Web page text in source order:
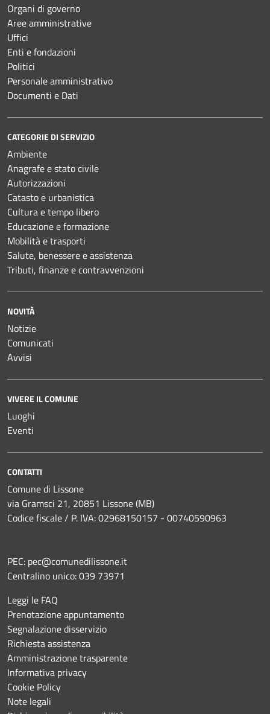
Organi di governo
Aree amministrative
Uffici
Enti e fondazioni
Politici
Personale amministrativo
Documenti e Dati
CATEGORIE DI SERVIZIO
Ambiente
Anagrafe e stato civile
Autorizzazioni
Catasto e urbanistica
Cultura e tempo libero
Educazione e formazione
Mobilità e trasporti
Salute, benessere e assistenza
Tributi, finanze e contravvenzioni
NOVITÀ
Notizie
Comunicati
Avvisi
VIVERE IL COMUNE
Luoghi
Eventi
CONTATTI
Comune di Lissone
via Gramsci 21, 20851 Lissone (MB)
Codice fiscale / P. IVA: 02968150157 - 00740590963
PEC: pec@comunedilissone.it
Centralino unico:039 73971
Leggi le FAQ
Prenotazione appuntamento
Segnalazione disservizio
Richiesta assistenza
Amministrazione trasparente
Informativa privacy
Cookie Policy
Note legali